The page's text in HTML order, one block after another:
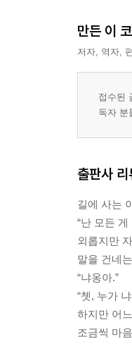
만든 이
저자, 역자,
접수된
독자 분
출판사 리
길에 사는
“난 모든 게
외롭지만
말을 건네
“냐옹아.”
“쳇, 누가
하지만 어
조금씩 마